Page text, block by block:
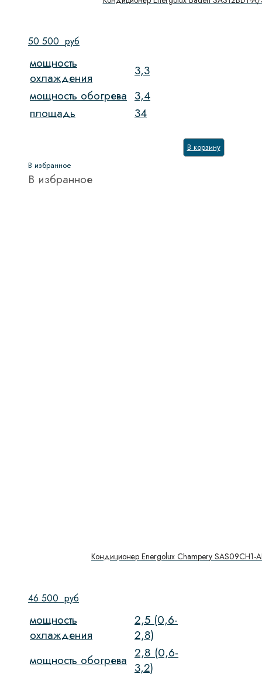
50 500 руб
мощность
охлаждения
3,3
мощность обогрева 3,4
площадь
34
В корзину
В избранное
В избранное
Кондиционер Energolux Champery SAS09CH1-
46 500 руб
мощность
охлаждения
2,5 (0,6-
2,8)
мощность обогрева 2,8 (0,6-
3,2)